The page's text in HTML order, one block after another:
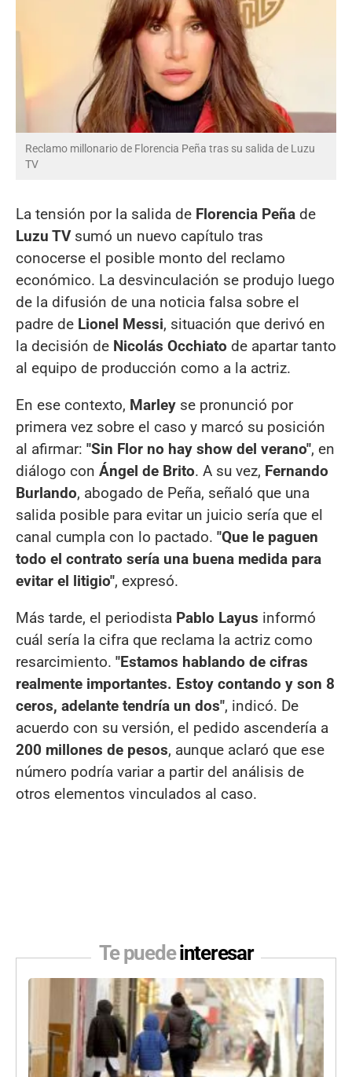
Reclamo millonario de Florencia Peña tras su salida de Luzu
TV
La tensión por la salida de Florencia Peña de
Luzu TVsumó un nuevo capítulo tras
conocerse el posible monto del reclamo
económico. La desvinculación se produjo luego
de la difusión de una noticia falsa sobre el
padre de Lionel Messi, situación que derivó en
la decisión de Nicolás Occhiato de apartar tanto
al equipo de producción como a la actriz.
En ese contexto, Marley se pronunció por
primera vez sobre el caso y marcó su posición
al afirmar: "Sin Flor no hay show del verano", en
diálogo con Ángel de Brito. A su vez, Fernando
Burlando, abogado de Peña, señaló que una
salida posible para evitar un juicio sería que el
canal cumpla con lo pactado. "Que le paguen
todo el contrato sería una buena medida para
evitar el litigio", expresó.
Más tarde, el periodista Pablo Layus informó
cuál sería la cifra que reclama la actriz como
resarcimiento. "Estamos hablando de cifras
realmente importantes. Estoy contando y son 8
ceros, adelante tendría un dos", indicó. De
acuerdo con su versión, el pedido ascendería a
200 millones de pesos, aunque aclaró que ese
número podría variar a partir del análisis de
otros elementos vinculados al caso.
Te puedeinteresar